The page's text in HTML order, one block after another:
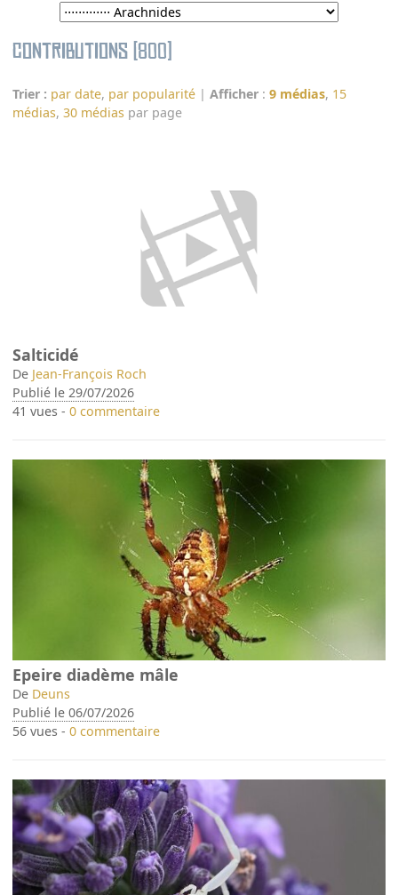
Contributions (800)
Trier : par date, par popularité |Afficher :9 médias, 15
médias,30 médias par page
Salticidé
De Jean-François Roch
Publié le 29/07/2026
41 vues -0 commentaire
Epeire diadème mâle
De Deuns
Publié le 06/07/2026
56 vues -0 commentaire